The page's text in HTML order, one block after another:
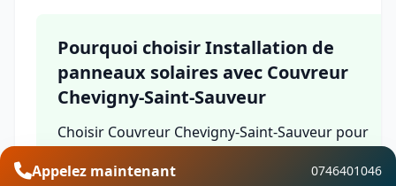
Pourquoi choisir Installation de
panneaux solaires avec Couvreur
Chevigny-Saint-Sauveur
Choisir Couvreur Chevigny-Saint-Sauveur pour
dans le département Côte-d'Or, c'est bénéficier de
Appelez maintenant 0746401046